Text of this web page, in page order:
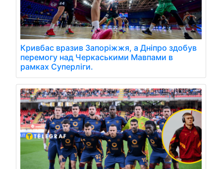
Кривбас вразив Запоріжжя, а Дніпро здобув
перемогу над Черкаськими Мавпами в
рамках Суперліги.